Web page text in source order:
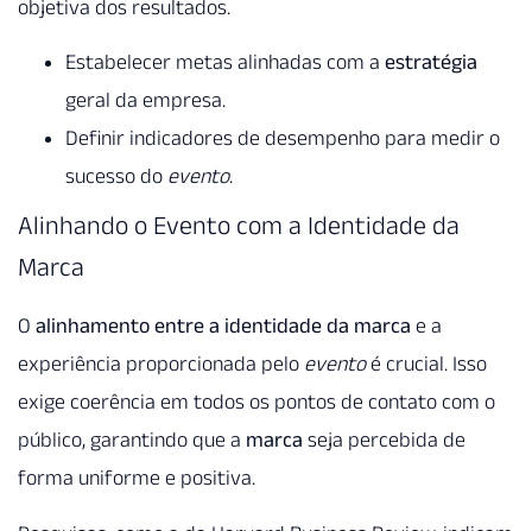
objetiva dos resultados.
Estabelecer metas alinhadas com a estratégia
geral da empresa.
Definir indicadores de desempenho para medir o
sucesso do evento.
Alinhando o Evento com a Identidade da
Marca
O alinhamento entre a identidade da marca e a
experiência proporcionada pelo eventoé crucial. Isso
exige coerência em todos os pontos de contato com o
público, garantindo que a marca seja percebida de
forma uniforme e positiva.